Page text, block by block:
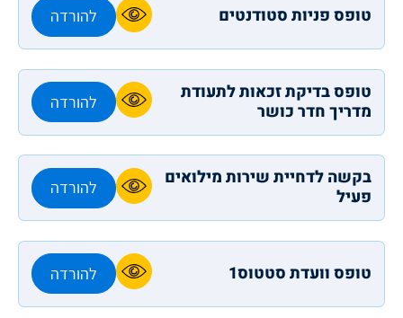
טופס פניות סטודנטים להורדה
טופס בדיקת זכאות לתעודת
מדריך חדר כושר
להורדה
בקשה לדחיית שירות מילואים
פעיל
להורדה
טופס וועדת סטטוס1 להורדה